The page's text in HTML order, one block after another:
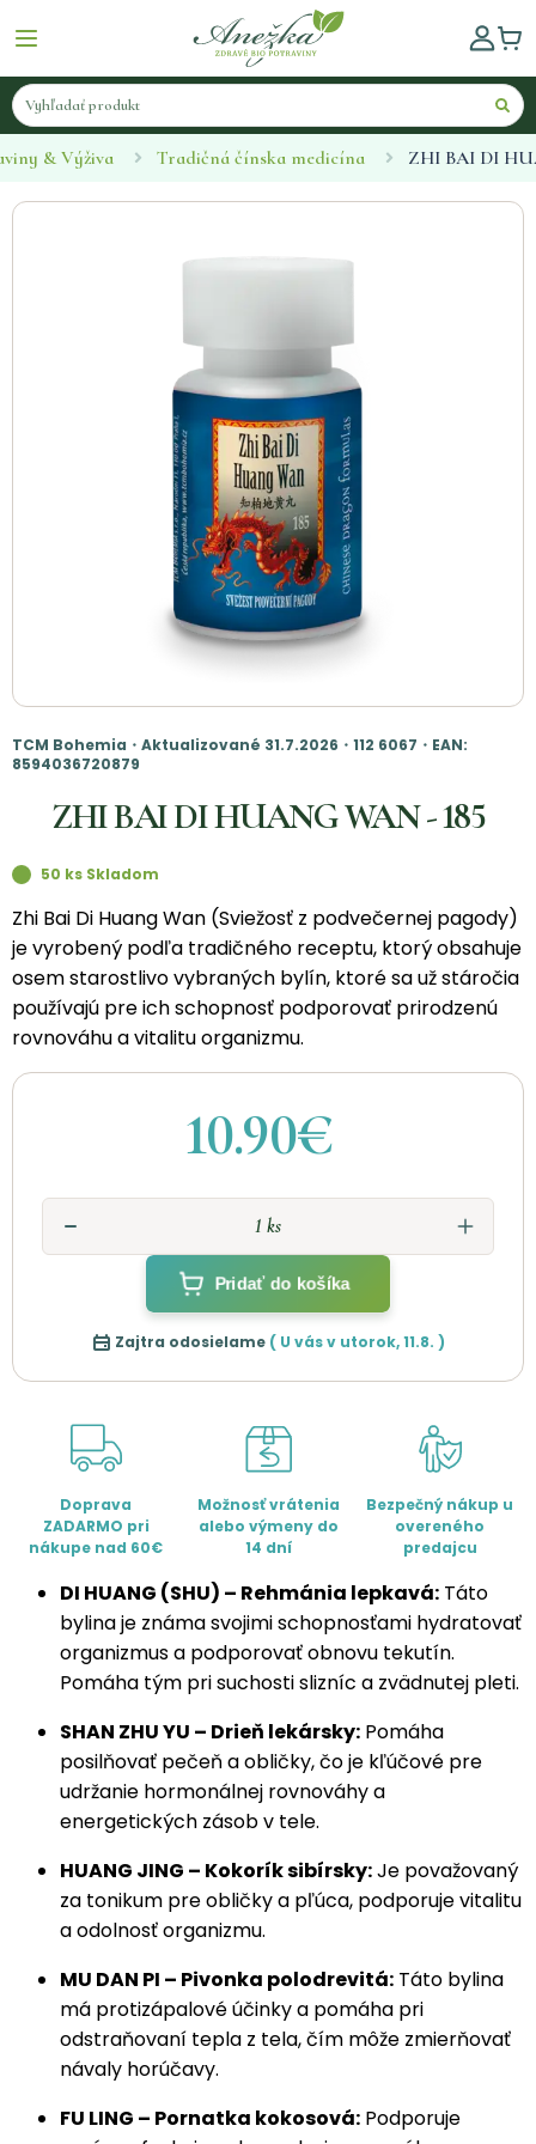
& Výživa Tradičná čínska medicína ZHI BAI DI
TCM Bohemia・Aktualizované 31.7.2026・112 6067・EAN:
8594036720879
ZHI BAI DI HUANG WAN - 185
50 ks Skladom
Zhi Bai Di Huang Wan (Sviežosť z podvečernej pagody)
je vyrobený podľa tradičného receptu, ktorý obsahuje
osem starostlivo vybraných bylín, ktoré sa už stáročia
používajú pre ich schopnosť podporovať prirodzenú
rovnováhu a vitalitu organizmu.
10.90€
Pridať do košíka
Zajtra odosielame ( U vás v utorok,11.8. )
Doprava
ZADARMO pri
nákupe nad 60€
Možnosť vrátenia
alebo výmeny do
14 dní
Bezpečný nákup u
overeného
predajcu
DI HUANG (SHU) – Rehmánia lepkavá: Táto
bylina je známa svojimi schopnosťami hydratovať
organizmus a podporovať obnovu tekutín.
Pomáha tým pri suchosti slizníc a zvädnutej pleti.
SHAN ZHU YU – Drieň lekársky: Pomáha
posilňovať pečeň a obličky, čo je kľúčové pre
udržanie hormonálnej rovnováhy a
energetických zásob v tele.
HUANG JING – Kokorík sibírsky:Je považovaný
za tonikum pre obličky a pľúca, podporuje vitalitu
a odolnosť organizmu.
MU DAN PI – Pivonka polodrevitá: Táto bylina
má protizápalové účinky a pomáha pri
odstraňovaní tepla z tela, čím môže zmierňovať
návaly horúčavy.
FU LING – Pornatka kokosová: Podporuje